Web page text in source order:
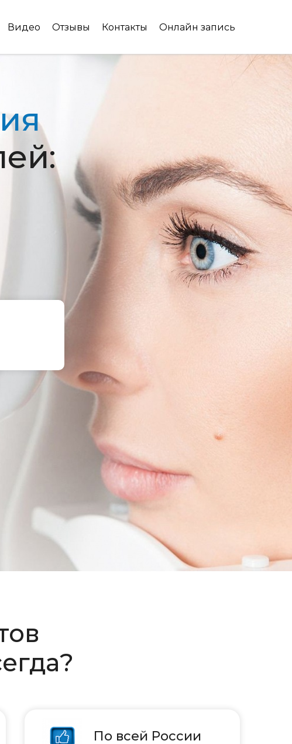
Видео Отзывы Контакты Онлайн запись
По всей России